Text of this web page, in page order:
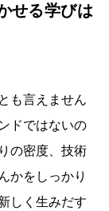
せる学びは
も言えません
ドではないの
の密度、技術
かをしっかり
しく生みだす